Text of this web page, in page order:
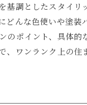
基調としたスタイリ
どんな色使いや塗装
のポイント、具体的
、ワンランク上の住